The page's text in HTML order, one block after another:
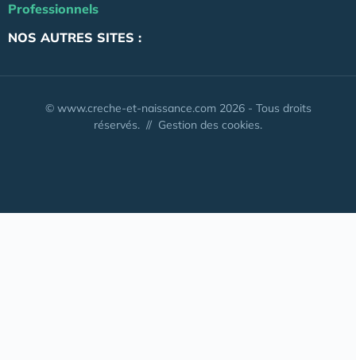
Professionnels
NOS AUTRES SITES :
© www.creche-et-naissance.com 2026 - Tous droits
réservés. // Gestion des cookies.